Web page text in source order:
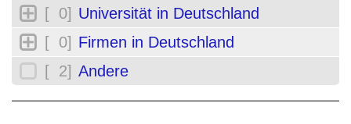
[ 0] Universität in Deutschland
[ 0] Firmen in Deutschland
[ 2] Andere